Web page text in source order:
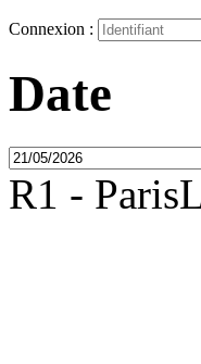
Connexion :
Date
R1 -